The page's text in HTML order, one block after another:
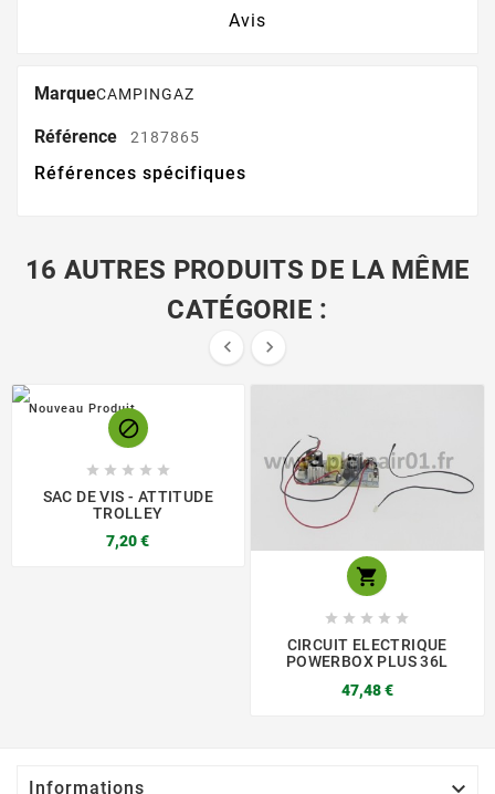
Avis
MarqueCAMPINGAZ
Référence 2187865
Références spécifiques
16 AUTRES PRODUITS DE LA MÊME
CATÉGORIE :
 
Nouveau Produit

    
SAC DE VIS - ATTITUDE
TROLLEY
7,20 €

    
CIRCUIT ELECTRIQUE
POWERBOX PLUS 36L
47,48 €
Informations